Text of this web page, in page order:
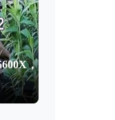
，